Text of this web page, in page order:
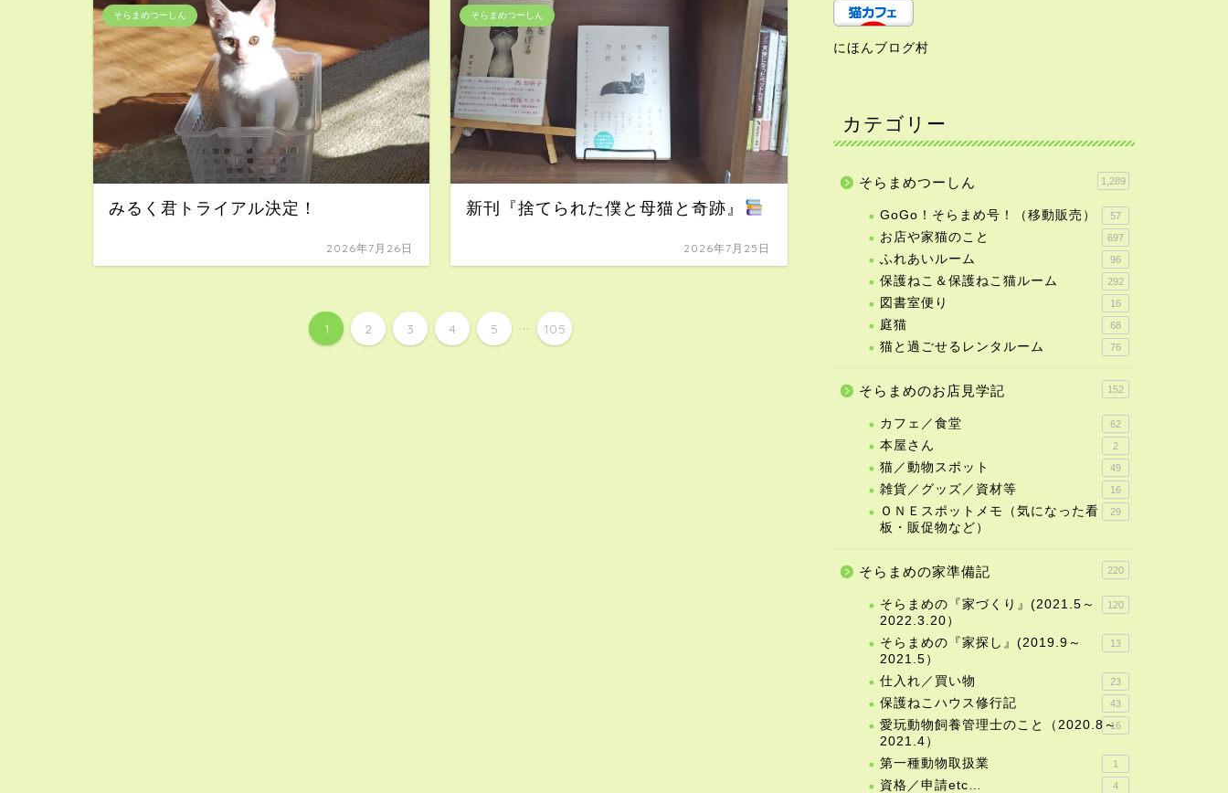
そらまめつーしん
みるく君トライアル決定！
2026年7月26日
そらまめつーしん
新刊『捨てられた僕と母猫と奇跡』
2026年7月25日
1 2 3 4 5 ... 105
にほんブログ村
カテゴリー
そらまめつーしん 1,289
GoGo！そらまめ号！（移動販売） 57
お店や家猫のこと 697
ふれあいルーム 96
保護ねこ＆保護ねこ猫ルーム 292
図書室便り 16
庭猫 68
猫と過ごせるレンタルーム 76
そらまめのお店見学記 152
カフェ／食堂 62
本屋さん 2
猫／動物スポット 49
雑貨／グッズ／資材等 16
ＯＮＥスポットメモ（気になった看
板・販促物など）
29
そらまめの家準備記 220
そらまめの『家づくり』(2021.5～
2022.3.20）
120
そらまめの『家探し』(2019.9～
2021.5）
13
仕入れ／買い物 23
保護ねこハウス修行記 43
愛玩動物飼養管理士のこと（2020.8～
2021.4）
16
第一種動物取扱業 1
資格／申請etc… 4